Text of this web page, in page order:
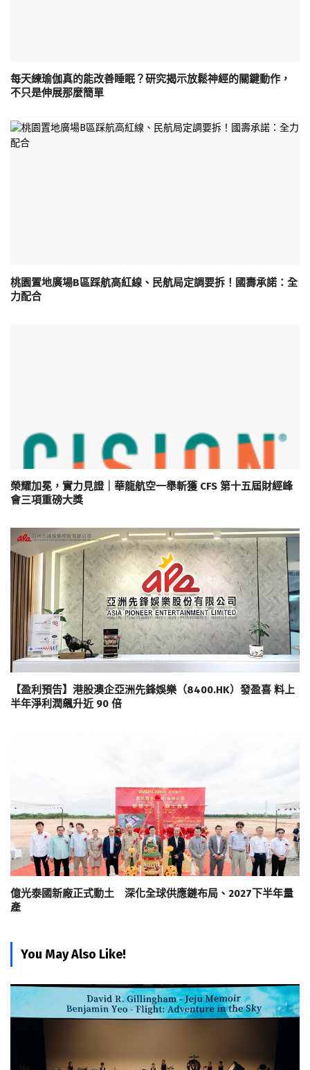
每天練瑜伽真的能改善睡眠？研究揭示放鬆神經的關鍵動作，
不只是伸展那麼簡單
桃園置地廣場B區踩航高紅線、民航局定調要拆！國壽承諾：全
力配合
榮耀加冕，實力見證｜華龍航空一舉斬獲 CFS 第十五屆財經峰
會三項重磅大獎
【盈利預告】港股澳企亞洲先鋒娛樂（8400.HK）發盈喜 料上
半年淨利潤飆升近 90 倍
億光泰國新廠正式動土 深化全球供應鏈布局、2027下半年量
產
You May Also Like!